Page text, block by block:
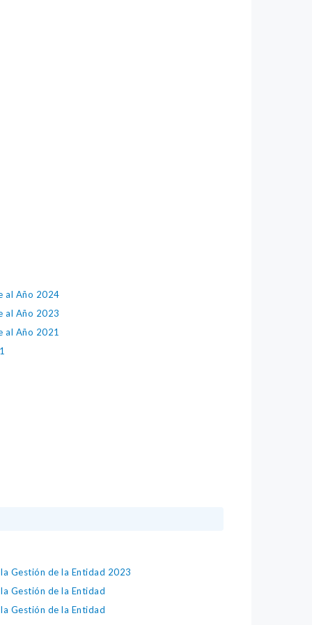
al Año 2024
al Año 2023
al Año 2021
Gestión de la Entidad 2023
Gestión de la Entidad
Gestión de la Entidad